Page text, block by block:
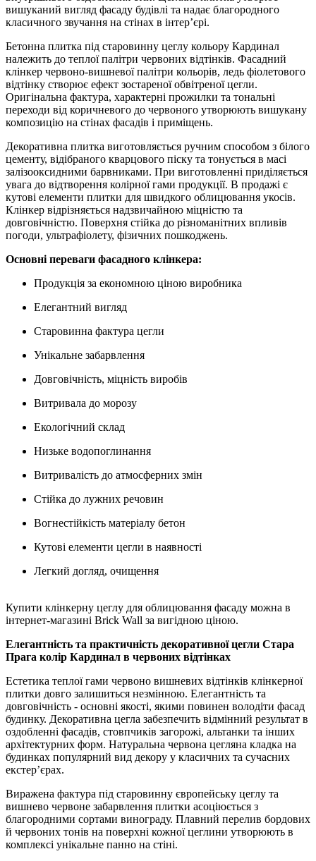
вишуканий вигляд фасаду будівлі та надає благородного
класичного звучання на стінах в інтер’єрі.
Бетонна плитка під старовинну цеглу кольору Кардинал
належить до теплої палітри червоних відтінків. Фасадний
клінкер червоно-вишневої палітри кольорів, ледь фіолетового
відтінку створює ефект зостареної обвітреної цегли.
Оригінальна фактура, характерні прожилки та тональні
переходи від коричневого до червоного утворюють вишукану
композицію на стінах фасадів і приміщень.
Декоративна плитка виготовляється ручним способом з білого
цементу, відібраного кварцового піску та тонується в масі
залізооксидними барвниками. При виготовленні приділяється
увага до відтворення колірної гами продукції. В продажі є
кутові елементи плитки для швидкого облицювання укосів.
Клінкер відрізняється надзвичайною міцністю та
довговічністю. Поверхня стійка до різноманітних впливів
погоди, ультрафіолету, фізичних пошкоджень.
Основні переваги фасадного клінкера:
Продукція за економною ціною виробника
Елегантний вигляд
Старовинна фактура цегли
Унікальне забарвлення
Довговічність, міцність виробів
Витривала до морозу
Екологічний склад
Низьке водопоглинання
Витривалість до атмосферних змін
Стійка до лужних речовин
Вогнестійкість матеріалу бетон
Кутові елементи цегли в наявності
Легкий догляд, очищення
Купити клінкерну цеглу для облицювання фасаду можна в
інтернет-магазині Brick Wall за вигідною ціною.
Елегантність та практичність декоративної цегли Стара
Прага колір Кардинал в червоних відтінках
Естетика теплої гами червоно вишневих відтінків клінкерної
плитки довго залишиться незмінною. Елегантність та
довговічність - основні якості, якими повинен володіти фасад
будинку. Декоративна цегла забезпечить відмінний результат в
оздобленні фасадів, стовпчиків загорожі, альтанки та інших
архітектурних форм. Натуральна червона цегляна кладка на
будинках популярний вид декору у класичних та сучасних
екстер’єрах.
Виражена фактура під старовинну європейську цеглу та
вишнево червоне забарвлення плитки асоціюється з
благородними сортами винограду. Плавний перелив бордових
й червоних тонів на поверхні кожної цеглини утворюють в
комплексі унікальне панно на стіні.